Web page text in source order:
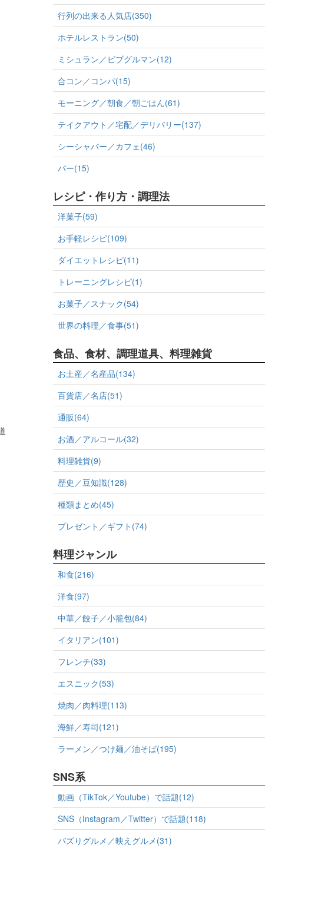
行列の出来る人気店(350)
ホテルレストラン(50)
ミシュラン／ビブグルマン(12)
合コン／コンパ(15)
モーニング／朝食／朝ごはん(61)
テイクアウト／宅配／デリバリー(137)
シーシャバー／カフェ(46)
バー(15)
レシピ・作り方・調理法
洋菓子(59)
お手軽レシピ(109)
ダイエットレシピ(11)
トレーニングレシピ(1)
お菓子／スナック(54)
世界の料理／食事(51)
食品、食材、調理道具、料理雑貨
お土産／名産品(134)
百貨店／名店(51)
通販(64)
お酒／アルコール(32)
料理雑貨(9)
歴史／豆知識(128)
種類まとめ(45)
プレゼント／ギフト(74)
料理ジャンル
和食(216)
洋食(97)
中華／餃子／小籠包(84)
イタリアン(101)
フレンチ(33)
エスニック(53)
焼肉／肉料理(113)
海鮮／寿司(121)
ラーメン／つけ麺／油そば(195)
SNS系
動画（TikTok／Youtube）で話題(12)
SNS（Instagram／Twitter）で話題(118)
バズりグルメ／映えグルメ(31)